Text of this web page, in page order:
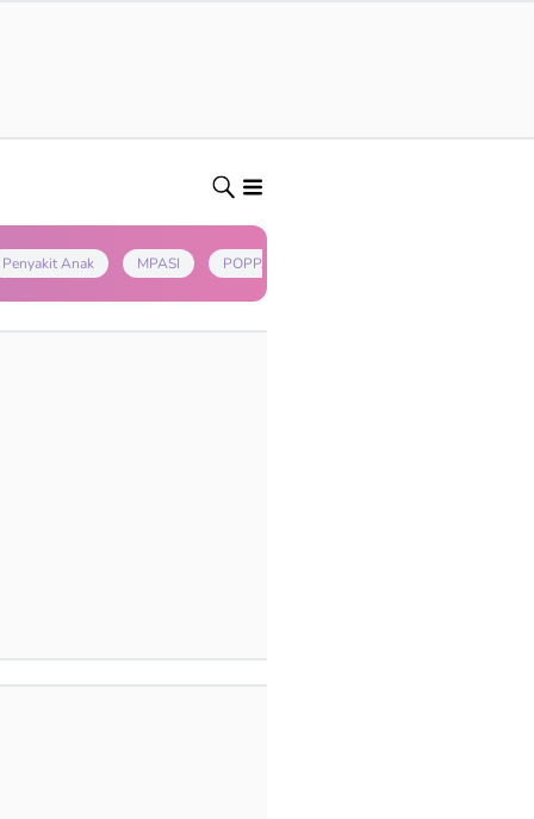
Penyakit Anak MPASI POPPAPA